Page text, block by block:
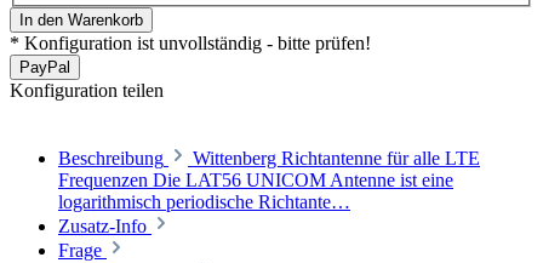
In den Warenkorb
* Konfiguration ist unvollständig - bitte prüfen!
PayPal
Konfiguration teilen
Beschreibung
Wittenberg Richtantenne für alle LTE
Frequenzen Die LAT56 UNICOM Antenne ist eine
logarithmisch periodische Richtante…
Zusatz-Info
Frage